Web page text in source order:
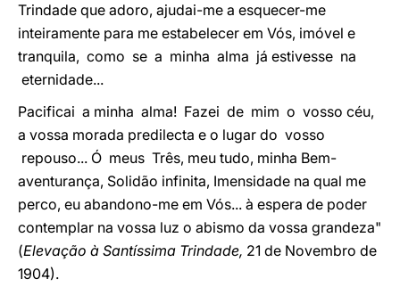
Trindade que adoro, ajudai-me a esquecer-me
inteiramente para me estabelecer em Vós, imóvel e
tranquila, como se a minha alma já estivesse na
eternidade...
Pacificai a minha alma! Fazei de mim o vosso céu,
a vossa morada predilecta e o lugar do vosso
repouso... Ó meus Três, meu tudo, minha Bem-
aventurança, Solidão infinita, Imensidade na qual me
perco, eu abandono-me em Vós... à espera de poder
contemplar na vossa luz o abismo da vossa grandeza"
(Elevação à Santíssima Trindade, 21 de Novembro de
1904).